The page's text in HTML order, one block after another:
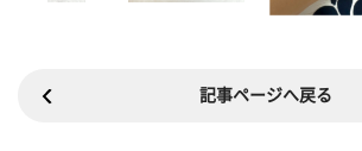
記事ページへ戻る